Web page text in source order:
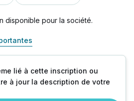
disponible pour la société.
lié à cette inscription ou
à jour la description de votre